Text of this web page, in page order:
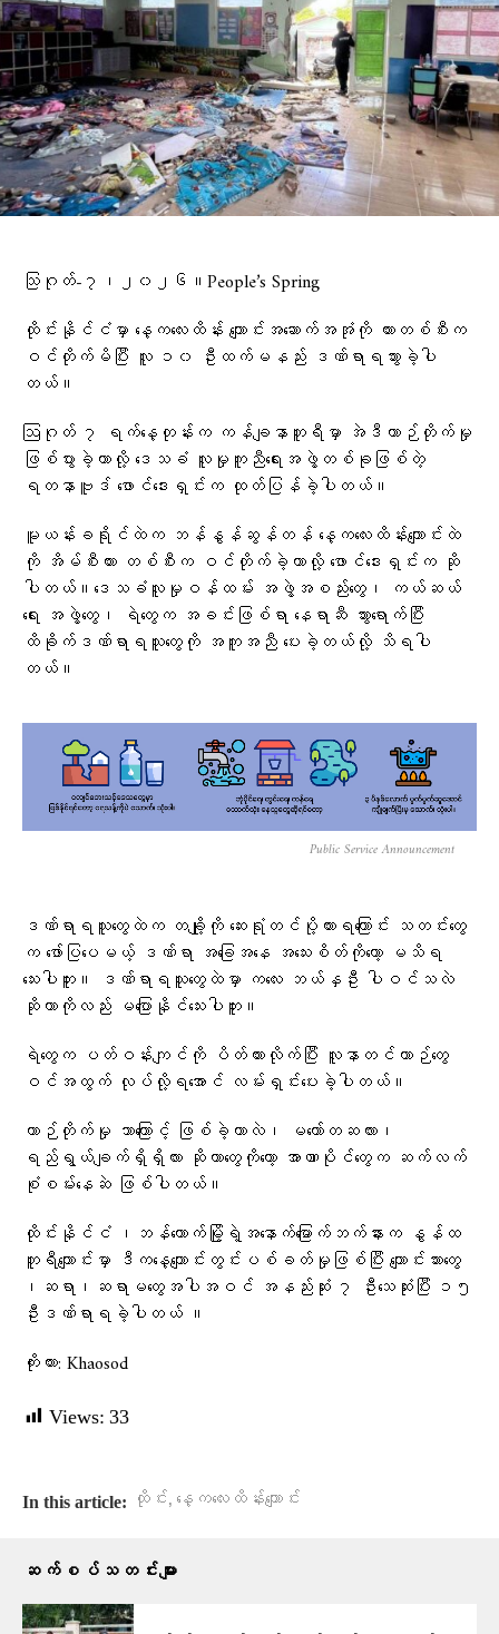
သြဂုတ်-၇၊၂၀၂၆။People’s Spring
ထိုင်းနိုင်ငံမှာ နေ့ကလေးထိန်း ကျောင်းအဆောက်အအုံကို ကားတစ်စီးက
ဝင်တိုက်မိပြီး လူ ၁၀ ဦးထက်မနည်း ဒဏ်ရာရသွားခဲ့ပါ
တယ်။
ဩဂုတ် ၇ ရက်နေ့တုန်းက ကန်ချနာဘူရီမှာ အဲဒီယာဉ်တိုက်မှု
ဖြစ်ပွားခဲ့တာလို့ ဒေသခံ လူမှုကူညီရေးအဖွဲ့တစ်ခုဖြစ်တဲ့
ရတနာဗူဒ် ဖောင်ဒေးရှင်းက ထုတ်ပြန်ခဲ့ပါတယ်။
မူယန်းခရိုင်ထဲက ဘန်နွန်ဆွန်တန် နေ့ကလေးထိန်းကျောင်းထဲ
ကို အိမ်စီးကား တစ်စီးက ဝင်တိုက်ခဲ့တာလို့ ဖောင်ဒေးရှင်းက ဆို
ပါတယ်။ဒေသခံလူမှုဝန်ထမ်း အဖွဲ့အစည်းတွေ၊ ကယ်ဆယ်
ရေး အဖွဲ့တွေ၊ ရဲတွေက အခင်းဖြစ်ရာ နေရာဆီ သွားရောက်ပြီး
ထိခိုက်ဒဏ်ရာရသူတွေကို အကူအညီ ပေးခဲ့တယ်လို့ သိရပါ
တယ်။
Public Service Announcement
ဒဏ်ရာရသူတွေထဲက တချို့ကို ဆေးရုံတင်ပို့ထားရကြောင်း သတင်းတွေ
က ဖော်ပြပေမယ့် ဒဏ်ရာ အခြေအနေ အသေးစိတ်ကိုတော့ မသိရ
သေးပါဘူး။ ဒဏ်ရာရသူတွေထဲမှာ ကလေး ဘယ်နှဦး ပါဝင်သလဲ
ဆိုတာကိုလည်း မပြောနိုင်သေးပါဘူး။
ရဲတွေက ပတ်ဝန်းကျင်ကို ပိတ်ထားလိုက်ပြီး လူနာတင်ယာဉ်တွေ
ဝင်အထွက် လုပ်လို့ရအောင် လမ်းရှင်းပေးခဲ့ပါတယ်။
ယာဉ်တိုက်မှု ဘာကြောင့် ဖြစ်ခဲ့တာလဲ၊ မတော်တဆလား၊
ရည်ရွယ်ချက်ရှိရှိလား ဆိုတာတွေကိုတော့ အာဏာပိုင်တွေက ဆက်လက်
စုံစမ်းနေဆဲ ဖြစ်ပါတယ်။
ထိုင်းနိုင်ငံ ၊ဘန်​ကောက်မြို့ရဲ့အ​နောက်​မြောက်ဘက်နားက နွန်ထ
ဘူရီ​ကျောင်းမှာ ဒီက​နေ့ကျောင်းတွင်းပစ်ခတ်မှုဖြစ်ပြီး ကျောင်းသား​တွေ
၊ဆရာ၊ဆရာမ​တွေအပါအဝင် အနည်းဆုံး ၇ ဦး​သေဆုံးပြီး ၁၅
ဦးဒဏ်ရာရခဲ့ပါတယ် ။
ကိုးကား: Khaosod
Views: 33
In this article: ထိုင်း, နေ့ကလေးထိန်းကျောင်း
ဆက်စပ်သတင်းများ